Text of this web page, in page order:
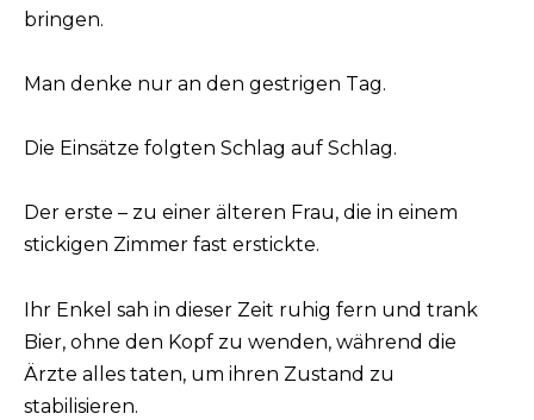
bringen.
Man denke nur an den gestrigen Tag.
Die Einsätze folgten Schlag auf Schlag.
Der erste – zu einer älteren Frau, die in einem
stickigen Zimmer fast erstickte.
Ihr Enkel sah in dieser Zeit ruhig fern und trank
Bier, ohne den Kopf zu wenden, während die
Ärzte alles taten, um ihren Zustand zu
stabilisieren.